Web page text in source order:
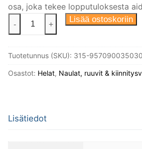
osa, joka tekee lopputuloksesta
Puuruuvi
3,5X30
95
Linssikanta
pakkaus.
- + Lisää ostoskoriin
Tuotetunnus (SKU): 315-
Osastot: Helat, Naulat, ruuvit &
Lisätiedot